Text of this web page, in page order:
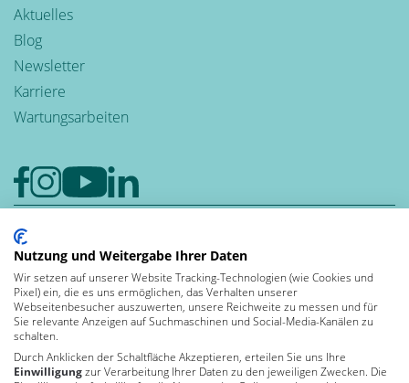
Aktuelles
Blog
Newsletter
Karriere
Wartungsarbeiten
Leben und
arbeiten in der
4,6
Bewerten auch Sie uns bei Google
Nutzung und Weitergabe Ihrer Daten
Wir setzen auf unserer Website Tracking-Technologien (wie Cookies und
Pixel) ein, die es uns ermöglichen, das Verhalten unserer
Webseitenbesucher auszuwerten, unsere Reichweite zu messen und für
Sie relevante Anzeigen auf Suchmaschinen und Social-Media-Kanälen zu
schalten.
Durch Anklicken der Schaltfläche Akzeptieren, erteilen Sie uns Ihre
Einwilligungzur Verarbeitung Ihrer Daten zu den jeweiligen Zwecken. Die